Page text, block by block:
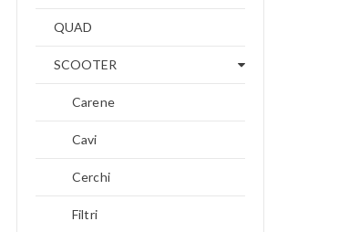
QUAD
SCOOTER
Carene
Cavi
Cerchi
Filtri